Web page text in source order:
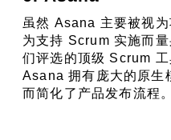
虽然 Asana 主要被视
为支持 Scrum 实施而
们评选的顶级 Scrum 工
Asana 拥有庞大的原生
而简化了产品发布流程。